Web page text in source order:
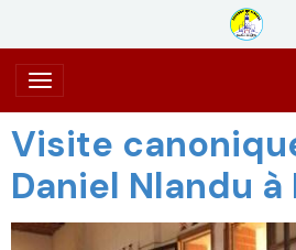
Visite
Daniel Nlandu à